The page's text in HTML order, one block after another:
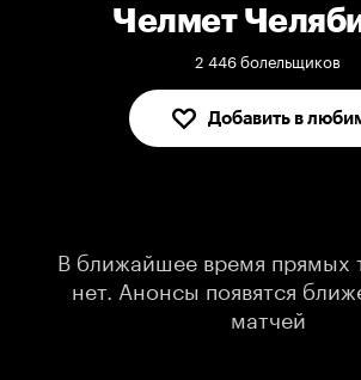
Челмет
2 446 болельщиков
Добавить в
В любимых
В ближайшее время прямых
нет. Анонсы появятся
матчей